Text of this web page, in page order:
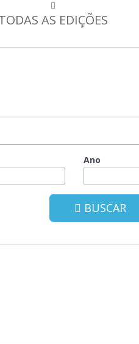
AS EDIÇÕES
Ano
BUSCAR